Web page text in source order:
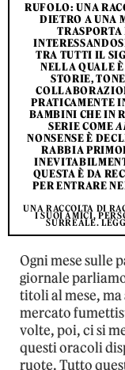
RUFOLO: UNA
DIETRO A UNA
TRA TUTTI IL
NELLA QUALE
STORIE,
PRATICAMENTE
BAMBINI CHE IN
SERIE COME
NONSENSE È
RABBIA
QUESTA È DA
PER ENTRARE
UNA RACCOLTA DI
I SUOI AMICI,
SURREALE.
Ogni mese sulle
giornale
titoli al mese,
mercato
volte, poi, ci si
questi oracoli
ruote. Tutto